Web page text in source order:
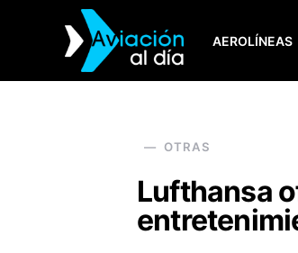
AEROLÍNEAS
SEARCH FOR:
OTRAS
Lufthansa